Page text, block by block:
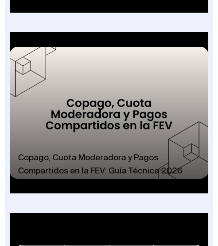
Copago, Cuota Moderadora y Pagos
Compartidos en la FEV: Guía Técnica 2026